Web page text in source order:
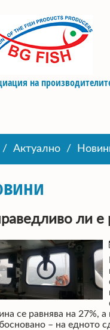
на
Актуално
ли е
се равнява на 27%,
– на едното